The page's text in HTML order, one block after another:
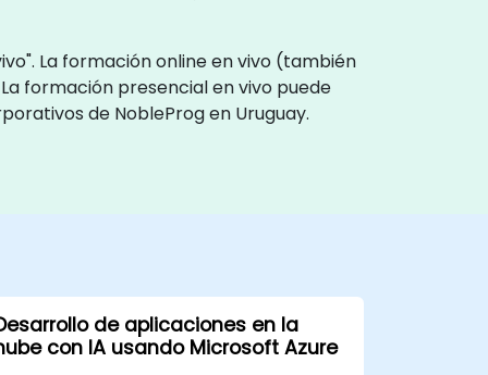
La formación online en vivo (también
formación presencial en vivo puede
de NobleProg en Uruguay.
de aplicaciones en la
con IA usando Microsoft Azure